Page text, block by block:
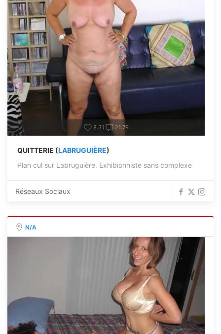
8.31 21.79
QUITTERIE (LABRUGUIÈRE)
Plan cul sur Labruguière, Exhibionniste sans complexe
Réseaux Sociaux
N/A